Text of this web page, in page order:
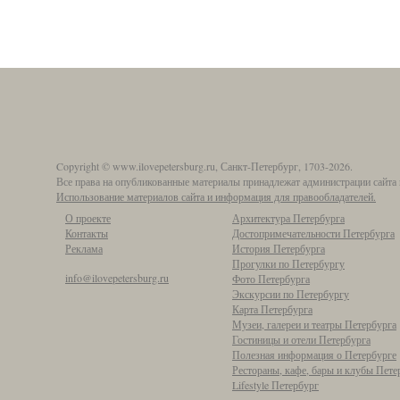
Copyright © www.ilovepetersburg.ru, Санкт-Петербург, 1703-2026.
Все права на опубликованные материалы принадлежат администрации сайта
Использование материалов сайта и информация для правообладателей.
О проекте
Контакты
Реклама
info@ilovepetersburg.ru
Архитектура Петербурга
Достопримечательности Петербурга
История Петербурга
Прогулки по Петербургу
Фото Петербурга
Экскурсии по Петербургу
Карта Петербурга
Музеи, галереи и театры Петербурга
Гостиницы и отели Петербурга
Полезная информация о Петербурге
Рестораны, кафе, бары и клубы
Lifestyle Петербург